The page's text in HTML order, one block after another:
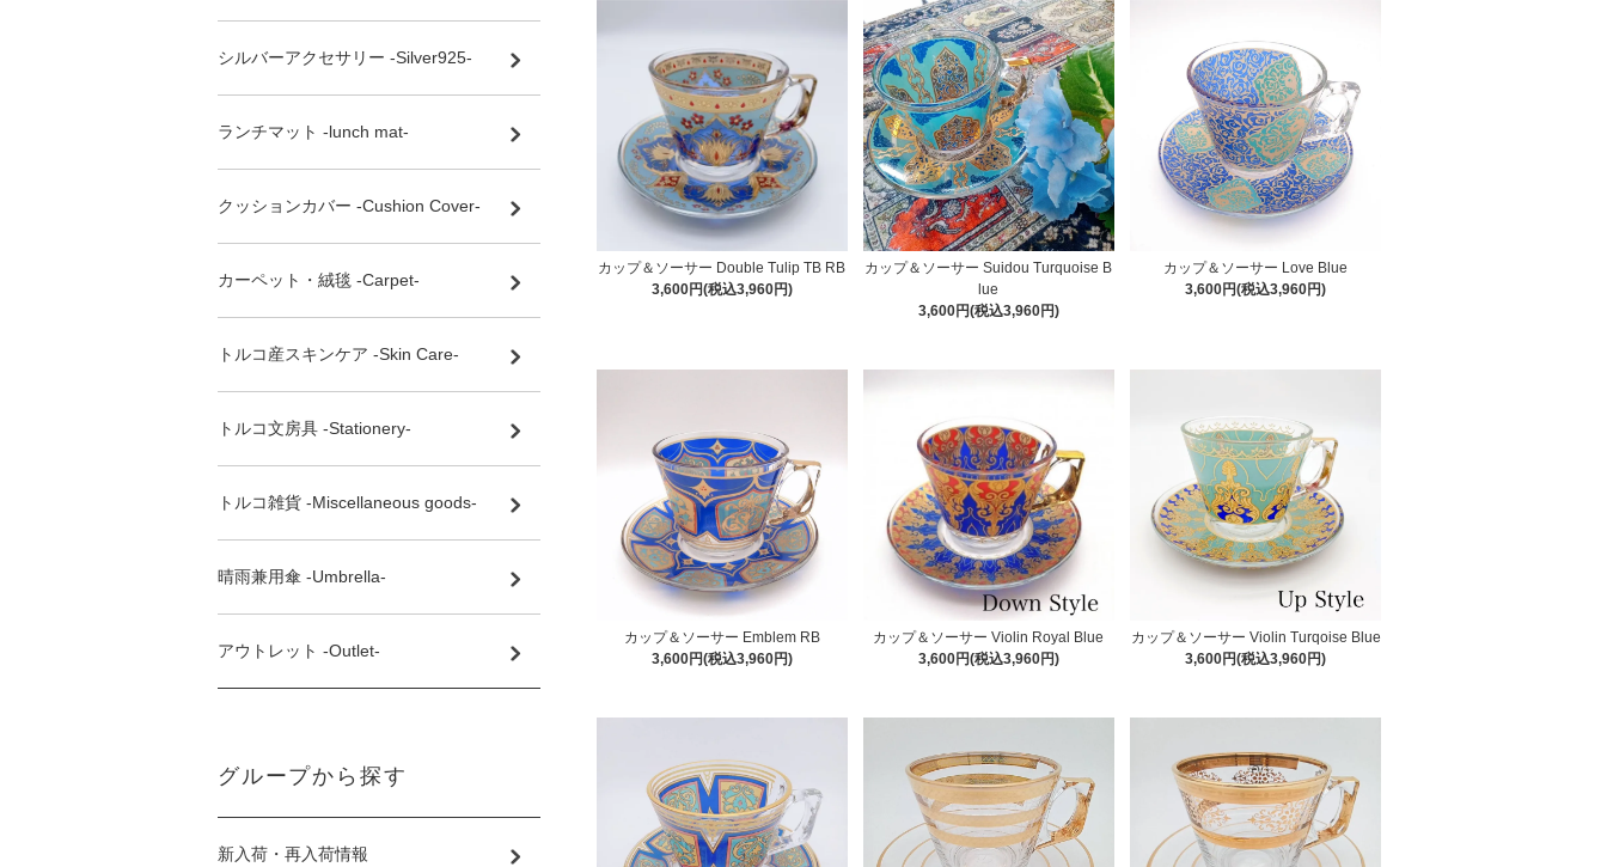
カップ＆ソーサー Double Tulip TB RB
3,600円(税込3,960円)
カップ＆ソーサー Suidou Turquoise B
lue
3,600円(税込3,960円)
カップ＆ソーサー Love Blue
3,600円(税込3,960円)
カップ＆ソーサー Emblem RB
3,600円(税込3,960円)
カップ＆ソーサー Violin Royal Blue
3,600円(税込3,960円)
カップ＆ソーサー Violin Turqoise Blue
3,600円(税込3,960円)
シルバーアクセサリー -Silver925-
ランチマット -lunch mat-
クッションカバー -Cushion Cover-
カーペット・絨毯 -Carpet-
トルコ産スキンケア -Skin Care-
トルコ文房具 -Stationery-
トルコ雑貨 -Miscellaneous goods-
晴雨兼用傘 -Umbrella-
アウトレット -Outlet-
グループから探す
新入荷・再入荷情報